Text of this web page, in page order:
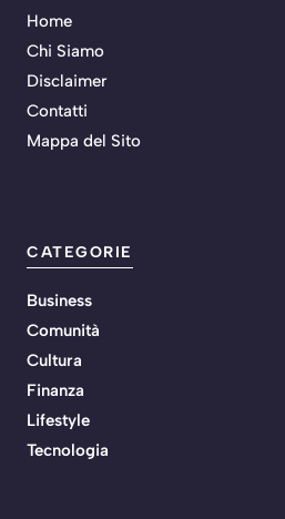
Home
Chi Siamo
Disclaimer
Contatti
Mappa del Sito
CATEGORIE
Business
Comunità
Cultura
Finanza
Lifestyle
Tecnologia